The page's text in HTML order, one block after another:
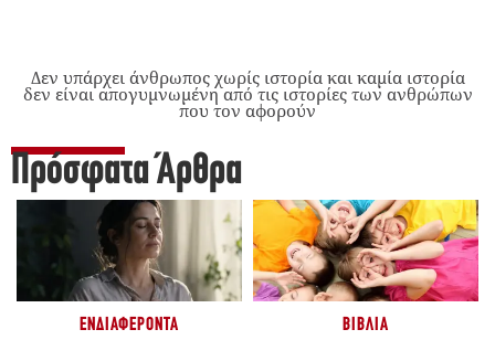
Δεν υπάρχει άνθρωπος χωρίς ιστορία και καμία ιστορία
δεν είναι απογυμνωμένη από τις ιστορίες των ανθρώπων
που τον αφορούν
Πρόσφατα Άρθρα
ΕΝΔΙΑΦΈΡΟΝΤΑ ΒΙΒΛΊΑ